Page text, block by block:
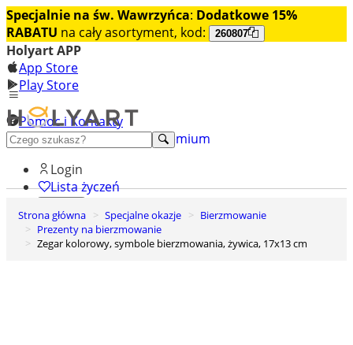
Specjalnie na św. Wawrzyńca: Dodatkowe 15%
RABATU na cały asortyment, kod: 260807
Holyart APP
App Store
Play Store
Pomoc i Kontakty
+48 222 922 860
Odkryj premium
Login
Lista życzeń
0
Koszyk
Strona główna Specjalne okazje
Bierzmowanie
Prezenty na bierzmowanie
Zegar kolorowy, symbole bierzmowania, żywica, 17x13 cm